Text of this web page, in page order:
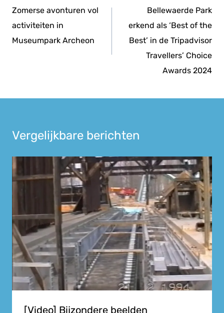
navigatie
Zomerse avonturen vol
activiteiten in
Museumpark Archeon
Bellewaerde Park
erkend als ‘Best of the
Best’ in de Tripadvisor
Travellers’ Choice
Awards 2024
Vergelijkbare berichten
[Video] Bijzondere beelden